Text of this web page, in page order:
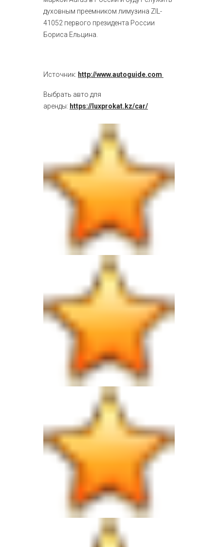
духовным преемником лимузина ZIL-
41052 первого президента России
Бориса Ельцина.
Источник: http://www.autoguide.com
Выбрать авто для
аренды: https://luxprokat.kz/car/